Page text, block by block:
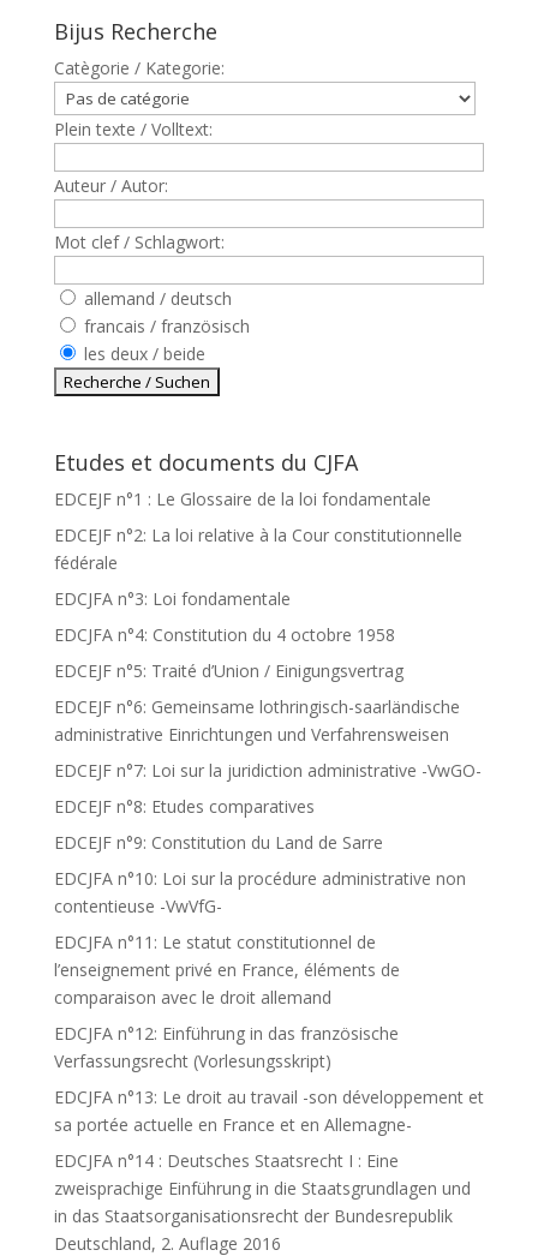
Bijus Recherche
Catègorie / Kategorie:
Plein texte / Volltext:
Auteur / Autor:
Mot clef / Schlagwort:
allemand / deutsch
francais / französisch
les deux / beide
Etudes et documents du CJFA
EDCEJF n°1 : Le Glossaire de la loi fondamentale
EDCEJF n°2: La loi relative à la Cour constitutionnelle
fédérale
EDCJFA n°3: Loi fondamentale
EDCJFA n°4: Constitution du 4 octobre 1958
EDCEJF n°5: Traité d’Union / Einigungsvertrag
EDCEJF n°6: Gemeinsame lothringisch-saarländische
administrative Einrichtungen und Verfahrensweisen
EDCEJF n°7: Loi sur la juridiction administrative -VwGO-
EDCEJF n°8: Etudes comparatives
EDCEJF n°9: Constitution du Land de Sarre
EDCJFA n°10: Loi sur la procédure administrative non
contentieuse -VwVfG-
EDCJFA n°11: Le statut constitutionnel de
l’enseignement privé en France, éléments de
comparaison avec le droit allemand
EDCJFA n°12: Einführung in das französische
Verfassungsrecht (Vorlesungsskript)
EDCJFA n°13: Le droit au travail -son développement et
sa portée actuelle en France et en Allemagne-
EDCJFA n°14 : Deutsches Staatsrecht I : Eine
zweisprachige Einführung in die Staatsgrundlagen und
in das Staatsorganisationsrecht der Bundesrepublik
Deutschland, 2. Auflage 2016